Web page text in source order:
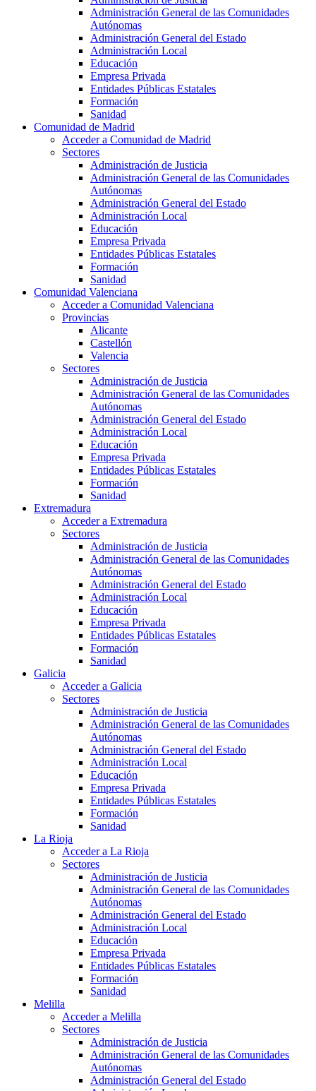
Administración General de las Comunidades
Autónomas
Administración General del Estado
Administración Local
Educación
Empresa Privada
Entidades Públicas Estatales
Formación
Sanidad
Comunidad de Madrid
Acceder a Comunidad de Madrid
Sectores
Administración de Justicia
Administración General de las Comunidades
Autónomas
Administración General del Estado
Administración Local
Educación
Empresa Privada
Entidades Públicas Estatales
Formación
Sanidad
Comunidad Valenciana
Acceder a Comunidad Valenciana
Provincias
Alicante
Castellón
Valencia
Sectores
Administración de Justicia
Administración General de las Comunidades
Autónomas
Administración General del Estado
Administración Local
Educación
Empresa Privada
Entidades Públicas Estatales
Formación
Sanidad
Extremadura
Acceder a Extremadura
Sectores
Administración de Justicia
Administración General de las Comunidades
Autónomas
Administración General del Estado
Administración Local
Educación
Empresa Privada
Entidades Públicas Estatales
Formación
Sanidad
Galicia
Acceder a Galicia
Sectores
Administración de Justicia
Administración General de las Comunidades
Autónomas
Administración General del Estado
Administración Local
Educación
Empresa Privada
Entidades Públicas Estatales
Formación
Sanidad
La Rioja
Acceder a La Rioja
Sectores
Administración de Justicia
Administración General de las Comunidades
Autónomas
Administración General del Estado
Administración Local
Educación
Empresa Privada
Entidades Públicas Estatales
Formación
Sanidad
Melilla
Acceder a Melilla
Sectores
Administración de Justicia
Administración General de las Comunidades
Autónomas
Administración General del Estado